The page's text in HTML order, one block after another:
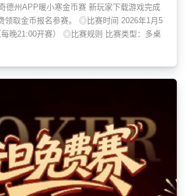
德州APP暖小寒金币赛 新玩家下载游戏完成
领取金币报名参赛。 ◎比赛时间 2026年1月5
每晚21:00开赛） ◎比赛规则 比赛类型：多桌